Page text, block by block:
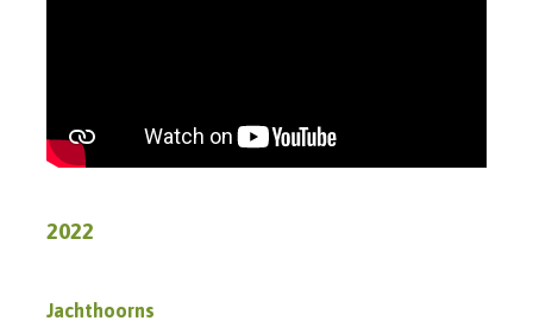
2022
Jachthoorns